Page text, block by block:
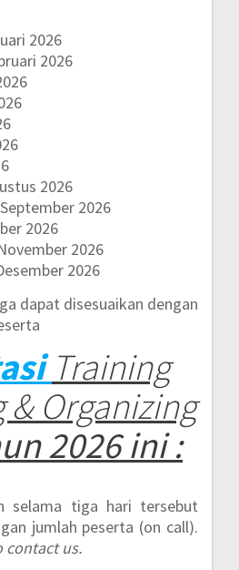
2026
2026
2026
2026
2026
2026
2026
dapat disesuaikan dengan
Training
& Organizing
2026 ini :
selama tiga hari tersebut
jumlah peserta (on call).
contact us.